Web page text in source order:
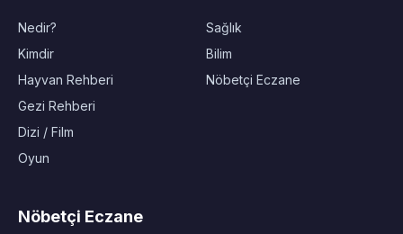
Nedir?
Kimdir
Hayvan Rehberi
Gezi Rehberi
Dizi / Film
Oyun
Sağlık
Bilim
Nöbetçi Eczane
Nöbetçi Eczane